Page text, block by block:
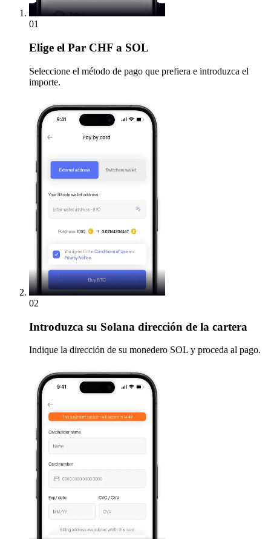
01
Elige el Par CHF a SOL
Seleccione el método de pago que prefiera e introduzca el
importe.
02
Introduzca su Solana dirección de la cartera
Indique la dirección de su monedero SOL y proceda al pago.